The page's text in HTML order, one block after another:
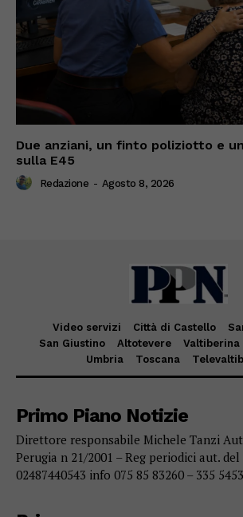
Due anziani, un finto poliziotto e
sulla E45
Redazione - Agosto 8, 2026
Video servizi Città di Castello
San Giustino
Altotevere Valtiberina
Umbria
Toscana
Primo Piano Notizie
Direttore responsabile Michele Tanzi
Perugia n 21/2001 – Reg periodici aut. del
02487440543 info 075 85 83260 – 335